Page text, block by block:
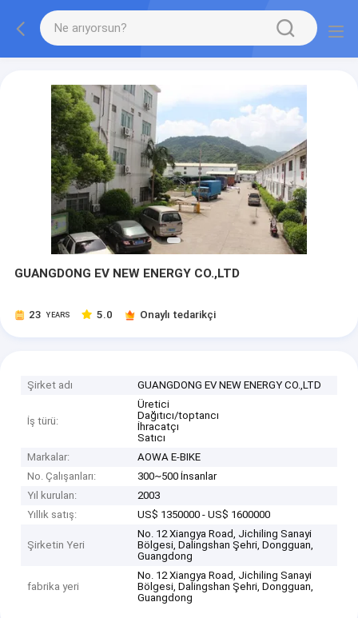
GUANGDONG EV NEW ENERGY CO.,LTD
23 YEARS 5.0 Onaylı tedarikçi
Şirket adı GUANGDONG EV NEW ENERGY CO.,LTD
İş türü:
Üretici
Dağıtıcı/toptancı
İhracatçı
Satıcı
Markalar:
AOWA E-BIKE
No. Çalışanları:
300~500 İnsanlar
Yıl kurulan:
2003
Yıllık satış:
US$ 1350000 - US$ 1600000
Şirketin Yeri
No. 12 Xiangya Road, Jichiling Sanayi
Bölgesi, Dalingshan Şehri, Dongguan,
Guangdong
fabrika yeri
No. 12 Xiangya Road, Jichiling Sanayi
Bölgesi, Dalingshan Şehri, Dongguan,
Guangdong